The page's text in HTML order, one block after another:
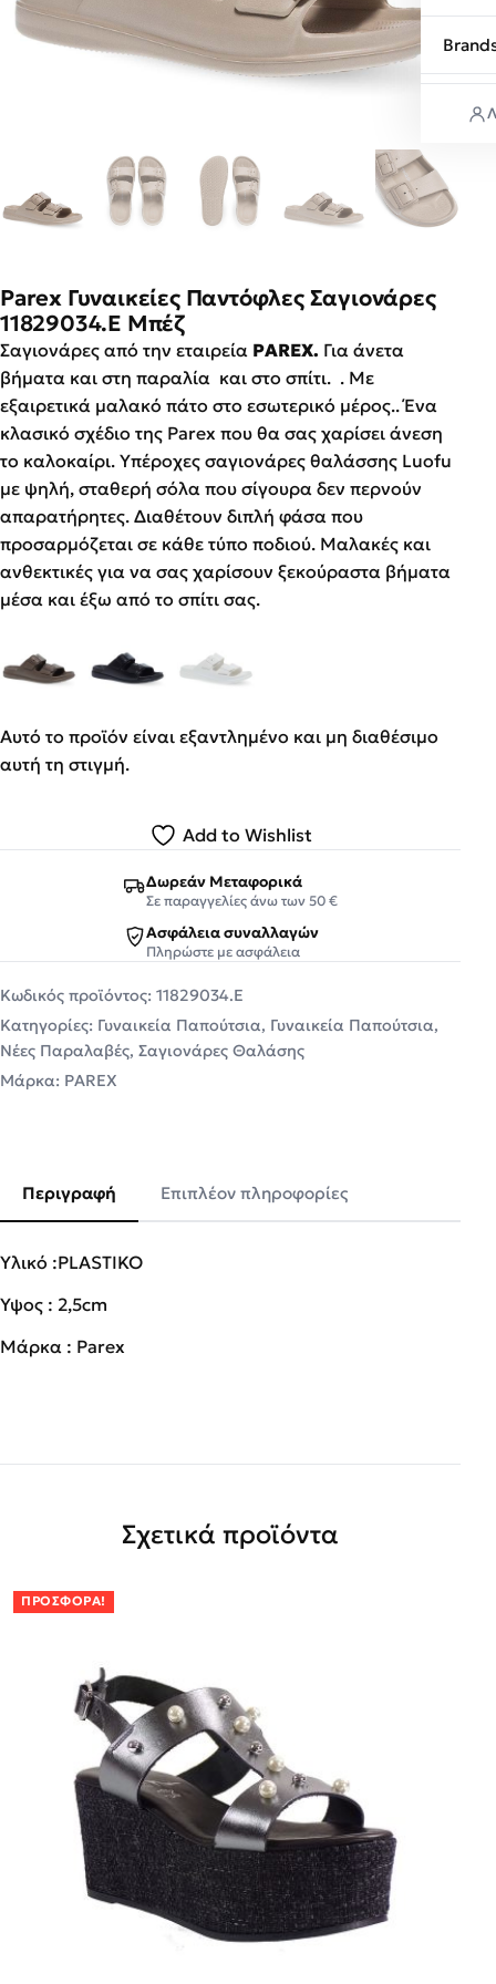
Parex Γυναικείες Παντόφλες Σαγιονάρες
11829034.E Μπέζ
Σαγιονάρες από την εταιρεία PAREX. Για άνετα
βήματα και στη παραλία και στο σπίτι. . Με
εξαιρετικά μαλακό πάτο στο εσωτερικό μέρος.. Ένα
κλασικό σχέδιο της Parex που θα σας χαρίσει άνεση
το καλοκαίρι. Υπέροχες σαγιονάρες θαλάσσης Luofu
με ψηλή, σταθερή σόλα που σίγουρα δεν περνούν
απαρατήρητες. Διαθέτουν διπλή φάσα που
προσαρμόζεται σε κάθε τύπο ποδιού. Μαλακές και
ανθεκτικές για να σας χαρίσουν ξεκούραστα βήματα
μέσα και έξω από το σπίτι σας.
Αυτό το προϊόν είναι εξαντλημένο και μη διαθέσιμο
αυτή τη στιγμή.
Add to Wishlist
Δωρεάν Μεταφορικά
Σε παραγγελίες άνω των 50 €
Ασφάλεια συναλλαγών
Πληρώστε με ασφάλεια
Κωδικός προϊόντος: 11829034.E
Κατηγορίες: Γυναικεία Παπούτσια, Γυναικεία Παπούτσια,
Νέες Παραλαβές, Σαγιονάρες Θαλάσης
Μάρκα: PAREX
Περιγραφή Επιπλέον πληροφορίες
Υλικό :PLASTIKO
Ύψος : 2,5cm
Μάρκα : Parex
Σχετικά προϊόντα
ΠΡΟΣΦΟΡΆ!